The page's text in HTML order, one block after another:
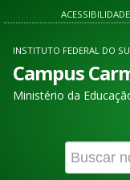
ACESSIBILIDADE
INSTITUTO FEDERAL DO
Campus
Ministério da